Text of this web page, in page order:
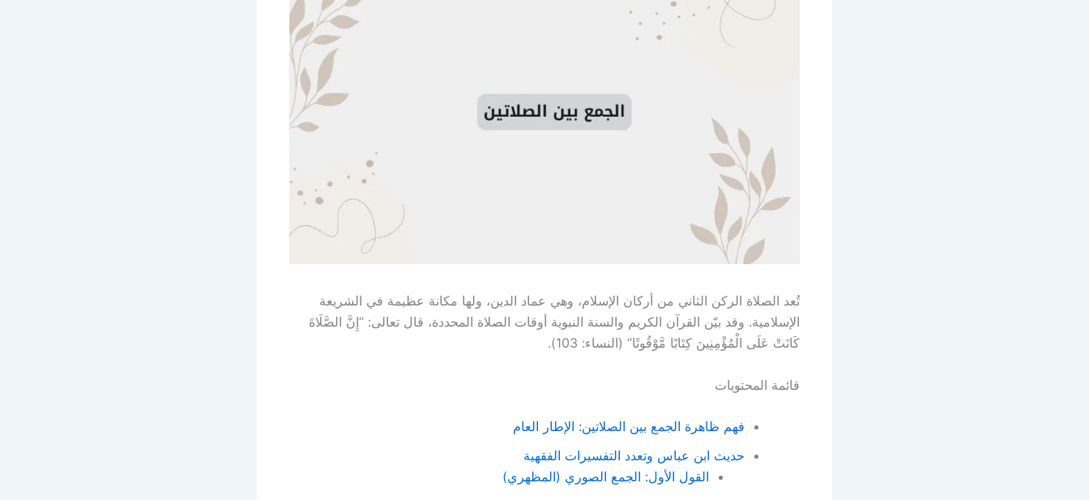
تُعد الصلاة الركن الثاني من أركان الإسلام، وهي عماد الدين، ولها مكانة عظيمة في الشريعة
الإسلامية. وقد بيّن القرآن الكريم والسنة النبوية أوقات الصلاة المحددة، قال تعالى: “إِنَّ الصَّلَاةَ
كَانَتْ عَلَى الْمُؤْمِنِينَ كِتَابًا مَّوْقُوتًا” (النساء: 103).
قائمة المحتويات
فهم ظاهرة الجمع بين الصلاتين: الإطار العام
حديث ابن عباس وتعدد التفسيرات الفقهية
القول الأول: الجمع الصوري (المظهري)